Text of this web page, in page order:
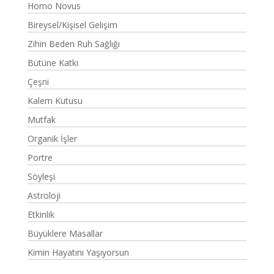
Homo Novus
Bireysel/Kişisel Gelişim
Zihin Beden Ruh Sağlığı
Bütüne Katkı
Çeşni
Kalem Kutusu
Mutfak
Organik İşler
Portre
Söyleşi
Astroloji
Etkinlik
Büyüklere Masallar
Kimin Hayatını Yaşıyorsun